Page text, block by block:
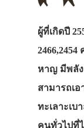
ผู้ที่เกิดปี
หาญ มีพลัง
สามารถเ
ทะเลาะเบ
คนทั่วไปที่ไ